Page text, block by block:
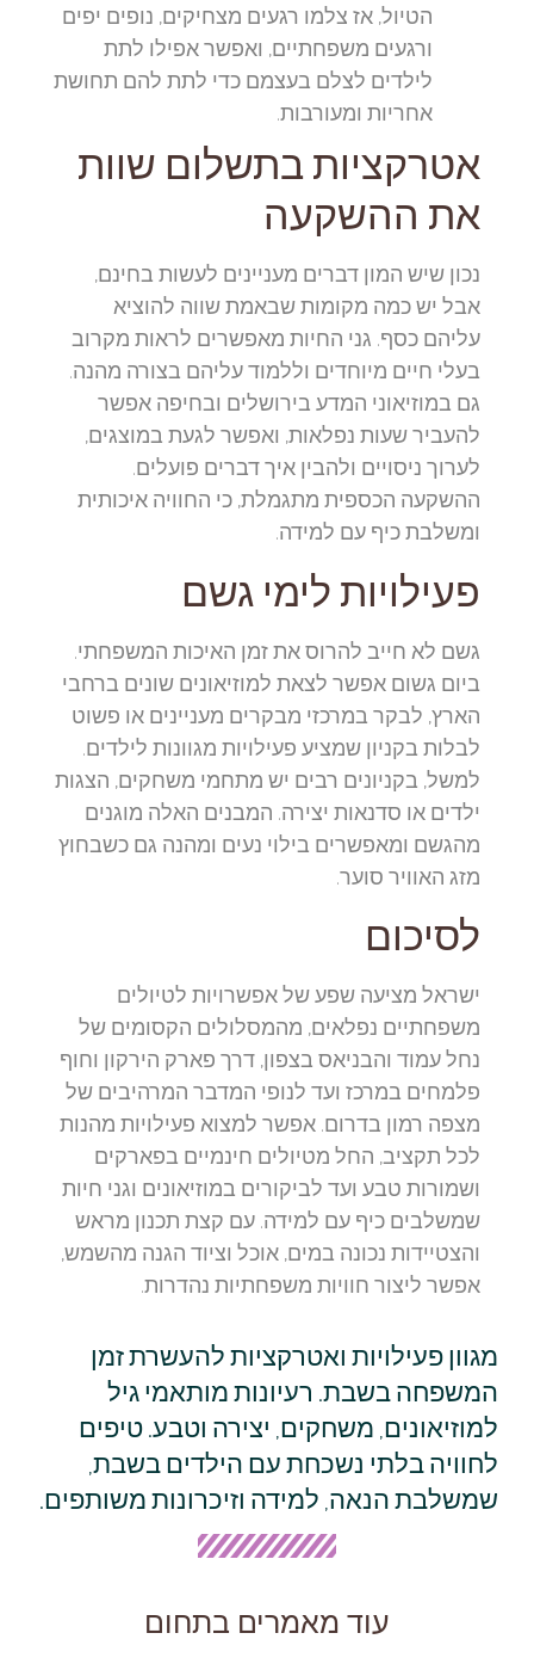
הטיול, אז צלמו רגעים מצחיקים, נופים יפים
ורגעים משפחתיים, ואפשר אפילו לתת
לילדים לצלם בעצמם כדי לתת להם תחושת
אחריות ומעורבות.
אטרקציות בתשלום שוות
את ההשקעה
נכון שיש המון דברים מעניינים לעשות בחינם,
אבל יש כמה מקומות שבאמת שווה להוציא
עליהם כסף. גני החיות מאפשרים לראות מקרוב
בעלי חיים מיוחדים וללמוד עליהם בצורה מהנה.
גם במוזיאוני המדע בירושלים ובחיפה אפשר
להעביר שעות נפלאות, ואפשר לגעת במוצגים,
לערוך ניסויים ולהבין איך דברים פועלים.
ההשקעה הכספית מתגמלת, כי החוויה איכותית
ומשלבת כיף עם למידה.
פעילויות לימי גשם
גשם לא חייב להרוס את זמן האיכות המשפחתי.
ביום גשום אפשר לצאת למוזיאונים שונים ברחבי
הארץ, לבקר במרכזי מבקרים מעניינים או פשוט
לבלות בקניון שמציע פעילויות מגוונות לילדים.
למשל, בקניונים רבים יש מתחמי משחקים, הצגות
ילדים או סדנאות יצירה. המבנים האלה מוגנים
מהגשם ומאפשרים בילוי נעים ומהנה גם כשבחוץ
מזג האוויר סוער.
לסיכום
ישראל מציעה שפע של אפשרויות לטיולים
משפחתיים נפלאים, מהמסלולים הקסומים של
נחל עמוד והבניאס בצפון, דרך פארק הירקון וחוף
פלמחים במרכז ועד לנופי המדבר המרהיבים של
מצפה רמון בדרום. אפשר למצוא פעילויות מהנות
לכל תקציב, החל מטיולים חינמיים בפארקים
ושמורות טבע ועד לביקורים במוזיאונים וגני חיות
שמשלבים כיף עם למידה. עם קצת תכנון מראש
והצטיידות נכונה במים, אוכל וציוד הגנה מהשמש,
אפשר ליצור חוויות משפחתיות נהדרות.
מגוון פעילויות ואטרקציות להעשרת זמן
המשפחה בשבת. רעיונות מותאמי גיל
למוזיאונים, משחקים, יצירה וטבע. טיפים
לחוויה בלתי נשכחת עם הילדים בשבת,
שמשלבת הנאה, למידה וזיכרונות משותפים.
עוד מאמרים בתחום